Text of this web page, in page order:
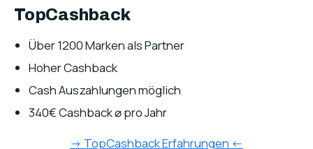
TopCashback
Über 1200 Marken als Partner
Hoher Cashback
Cash Auszahlungen möglich
340€ Cashback⌀pro Jahr
-> TopCashback Erfahrungen <-